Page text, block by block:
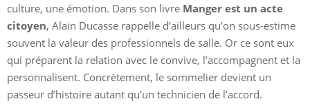
culture, une émotion. Dans son livre Manger est un acte
citoyen, Alain Ducasse rappelle d’ailleurs qu’on sous-estime
souvent la valeur des professionnels de salle. Or ce sont eux
qui préparent la relation avec le convive, l’accompagnent et la
personnalisent. Concrètement, le sommelier devient un
passeur d’histoire autant qu’un technicien de l’accord.